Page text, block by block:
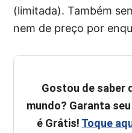
(limitada). Também
nem de preço por
Gostou de saber
mundo? Garanta
é Grátis! Toque